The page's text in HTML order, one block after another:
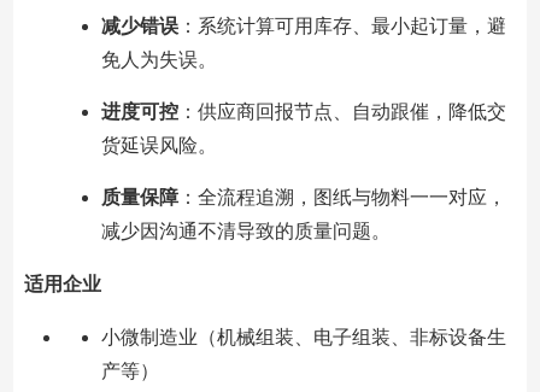
减少错误：系统计算可用库存、最小起订量，避
免人为失误。
进度可控：供应商回报节点、自动跟催，降低交
货延误风险。
质量保障：全流程追溯，图纸与物料一一对应，
减少因沟通不清导致的质量问题。
适用企业
小微制造业（机械组装、电子组装、非标设备生
产等）